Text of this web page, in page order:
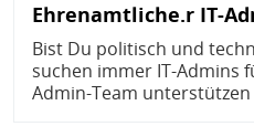
Ehrenamtliche.r IT-
Bist Du politisch und
suchen immer IT-Admins
Admin-Team